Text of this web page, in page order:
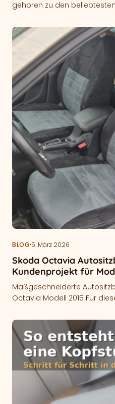
gehören zu den
gleichzeitig die Originalsitze
BLOG·5. März 2026
Skoda Octavia
Kundenprojekt für
Maßgeschneiderte
Octavia Modell 2015 Für
Baujahr…